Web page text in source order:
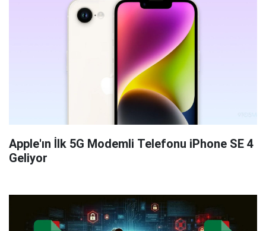
Apple'ın İlk 5G Modemli Telefonu iPhone SE 4
Geliyor